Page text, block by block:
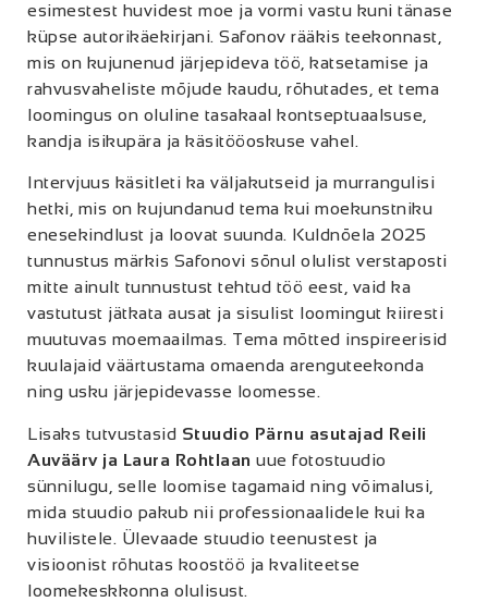
esimestest huvidest moe ja vormi vastu kuni tänase
küpse autorikäekirjani. Safonov rääkis teekonnast,
mis on kujunenud järjepideva töö, katsetamise ja
rahvusvaheliste mõjude kaudu, rõhutades, et tema
loomingus on oluline tasakaal kontseptuaalsuse,
kandja isikupära ja käsitööoskuse vahel.
Intervjuus käsitleti ka väljakutseid ja murrangulisi
hetki, mis on kujundanud tema kui moekunstniku
enesekindlust ja loovat suunda. Kuldnõela 2025
tunnustus märkis Safonovi sõnul olulist verstaposti
mitte ainult tunnustust tehtud töö eest, vaid ka
vastutust jätkata ausat ja sisulist loomingut kiiresti
muutuvas moemaailmas. Tema mõtted inspireerisid
kuulajaid väärtustama omaenda arenguteekonda
ning usku järjepidevasse loomesse.
Lisaks tutvustasid Stuudio Pärnu asutajad Reili
Auväärv ja Laura Rohtlaan uue fotostuudio
sünnilugu, selle loomise tagamaid ning võimalusi,
mida stuudio pakub nii professionaalidele kui ka
huvilistele. Ülevaade stuudio teenustest ja
visioonist rõhutas koostöö ja kvaliteetse
loomekeskkonna olulisust.